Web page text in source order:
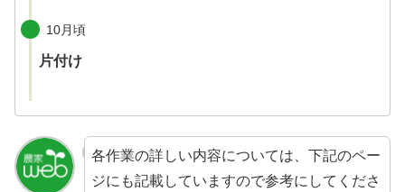
10月頃
片付け
各作業の詳しい内容については、下記のペー
ジにも記載していますので参考にしてくださ